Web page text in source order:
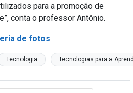
para a promoção de
conta o professor Antônio.
de fotos
Tecnologia Tecnologias para a